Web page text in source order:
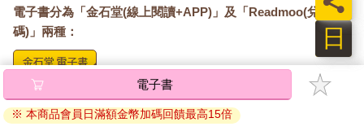
電子書分為「金石堂(線上閱讀+APP)」及「Readmoo(兌換
碼)」兩種：
將儲存於會員中心→電子書服務「我的e書櫃」，點選線上
閱讀直接開啟閱讀。
線上閱讀：
電子書
※ 本商品會員日滿額金幣加碼回饋最高15倍
日